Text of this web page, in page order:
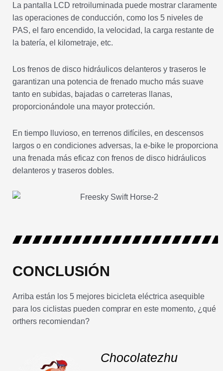
La pantalla LCD retroiluminada puede mostrar claramente
las operaciones de conducción, como los 5 niveles de
PAS, el faro encendido, la velocidad, la carga restante de
la batería, el kilometraje, etc.
Los frenos de disco hidráulicos delanteros y traseros le
garantizan una potencia de frenado mucho más suave
tanto en subidas, bajadas o carreteras llanas,
proporcionándole una mayor protección.
En tiempo lluvioso, en terrenos difíciles, en descensos
largos o en condiciones adversas, la e-bike le proporciona
una frenada más eficaz con frenos de disco hidráulicos
delanteros y traseros dobles.
CONCLUSIÓN
Arriba están los 5 mejores bicicleta eléctrica asequible
para los ciclistas pueden comprar en este momento, ¿qué
orthers recomiendan?
Chocolatezhu